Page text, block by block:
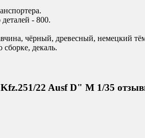
- 800.
чёрный, древесный, немецкий
декаль.
22 Ausf D" М 1/35